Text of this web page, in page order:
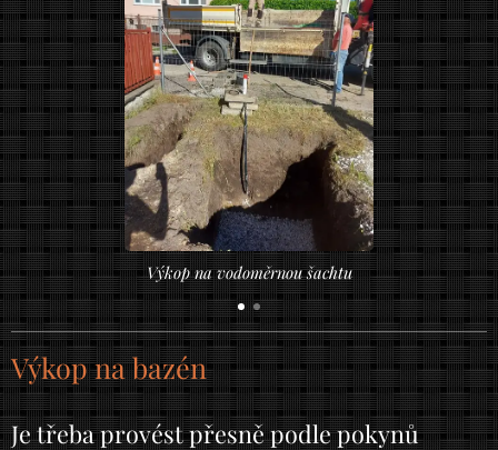
Výkop na vodoměrnou šachtu
Výkop na bazén
Je třeba provést přesně podle pokynů